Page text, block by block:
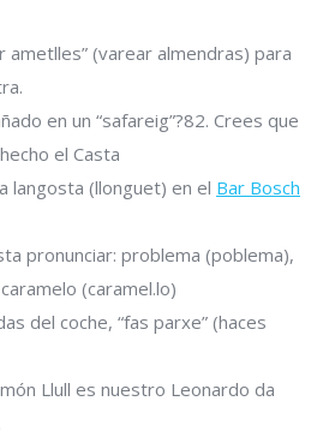
ametlles” (varear almendras) para
en un “safareig”?82. Crees que
el Casta
langosta (llonguet) en el Bar Bosch
pronunciar: problema (poblema),
(caramel.lo)
del coche, “fas parxe” (haces
Llull es nuestro Leonardo da